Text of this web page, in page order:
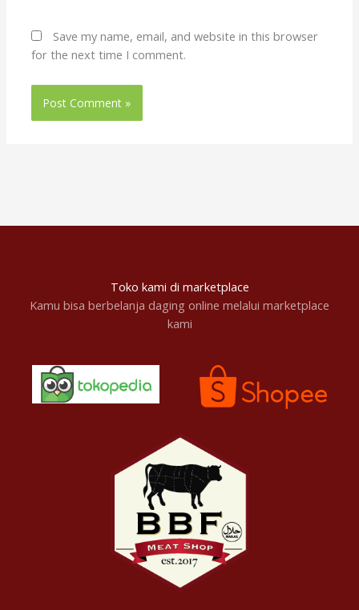
Save my name, email, and website in this browser
for the next time I comment.
Toko kami di marketplace
Kamu bisa berbelanja daging online melalui marketplace
kami